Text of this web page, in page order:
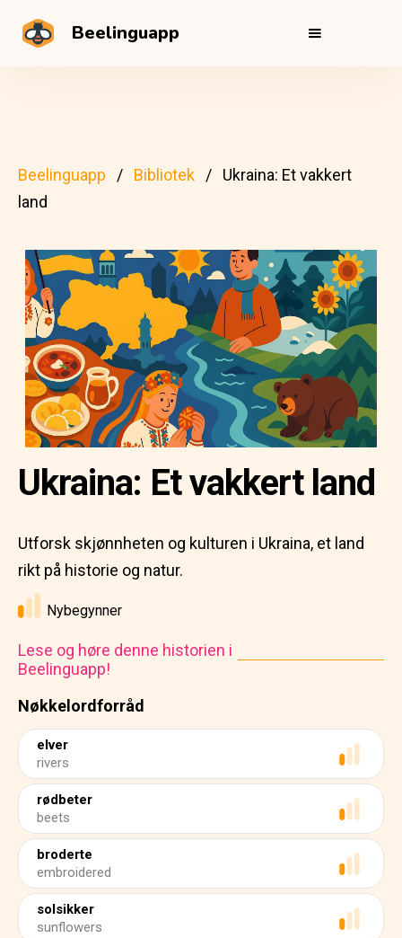
Beelinguapp
Beelinguapp Bibliotek
Ukraina: Et vakkert
land
Nøkkelordforråd
elver
rivers
rødbeter
beets
broderte
embroidered
solsikker
sunflowers
Ukraina: Et vakkert land
Utforsk skjønnheten og kulturen i Ukraina, et land
rikt på historie og natur.
Nybegynner
Lese og høre denne historien i
Beelinguapp!